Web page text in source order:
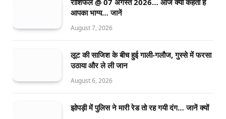
राशिफल @ 07 अगस्त 2026… आज क्या कहता है
आपका भाग्य… जानें
August 7, 2026
लूट की साजिश के बीच हुई गाली-गलौज, गुस्से में फरसा
उठाया और ले ली जान
August 6, 2026
झोपड़ी में पुलिस ने मारी रेड तो रह गयी दंग… जानें क्यों